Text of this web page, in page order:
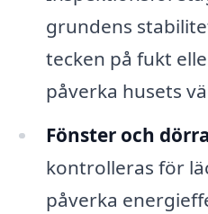
grundens
tecken på fukt
påverka husets
Fönster och
kontrolleras för
påverka